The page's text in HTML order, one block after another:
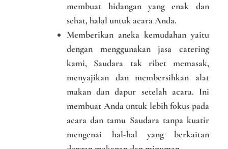
membuat hidangan yang enak dan
sehat, halal untuk acara Anda.
Memberikan aneka kemudahan yaitu
dengan menggunakan jasa catering
kami, Saudara tak ribet memasak,
menyajikan dan membersihkan alat
makan dan dapur setelah acara. Ini
membuat Anda untuk lebih fokus pada
acara dan tamu Saudara tanpa kuatir
mengenai hal-hal yang berkaitan